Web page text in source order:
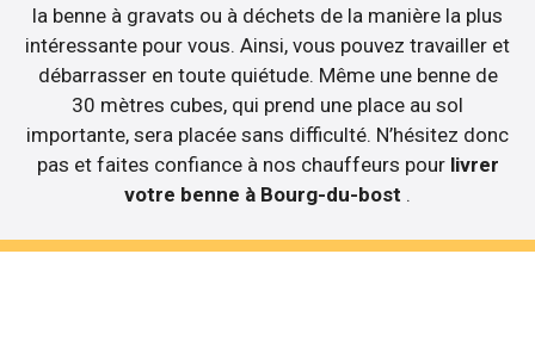
la benne à gravats ou à déchets de la manière la plus
intéressante pour vous. Ainsi, vous pouvez travailler et
débarrasser en toute quiétude. Même une benne de
30 mètres cubes, qui prend une place au sol
importante, sera placée sans difficulté. N’hésitez donc
pas et faites confiance à nos chauffeurs pour livrer
votre benne à Bourg-du-bost .